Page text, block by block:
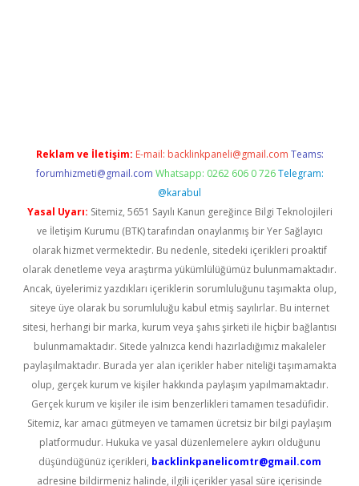
Reklam ve İletişim: E-mail: backlinkpaneli@gmail.com Teams:
forumhizmeti@gmail.com Whatsapp: 0262 606 0 726 Telegram:
@karabul
Yasal Uyarı: Sitemiz, 5651 Sayılı Kanun gereğince Bilgi Teknolojileri
ve İletişim Kurumu (BTK) tarafından onaylanmış bir Yer Sağlayıcı
olarak hizmet vermektedir. Bu nedenle, sitedeki içerikleri proaktif
olarak denetleme veya araştırma yükümlülüğümüz bulunmamaktadır.
Ancak, üyelerimiz yazdıkları içeriklerin sorumluluğunu taşımakta olup,
siteye üye olarak bu sorumluluğu kabul etmiş sayılırlar. Bu internet
sitesi, herhangi bir marka, kurum veya şahıs şirketi ile hiçbir bağlantısı
bulunmamaktadır. Sitede yalnızca kendi hazırladığımız makaleler
paylaşılmaktadır. Burada yer alan içerikler haber niteliği taşımamakta
olup, gerçek kurum ve kişiler hakkında paylaşım yapılmamaktadır.
Gerçek kurum ve kişiler ile isim benzerlikleri tamamen tesadüfidir.
Sitemiz, kar amacı gütmeyen ve tamamen ücretsiz bir bilgi paylaşım
platformudur. Hukuka ve yasal düzenlemelere aykırı olduğunu
düşündüğünüz içerikleri, backlinkpanelicomtr@gmail.com
adresine bildirmeniz halinde, ilgili içerikler yasal süre içerisinde